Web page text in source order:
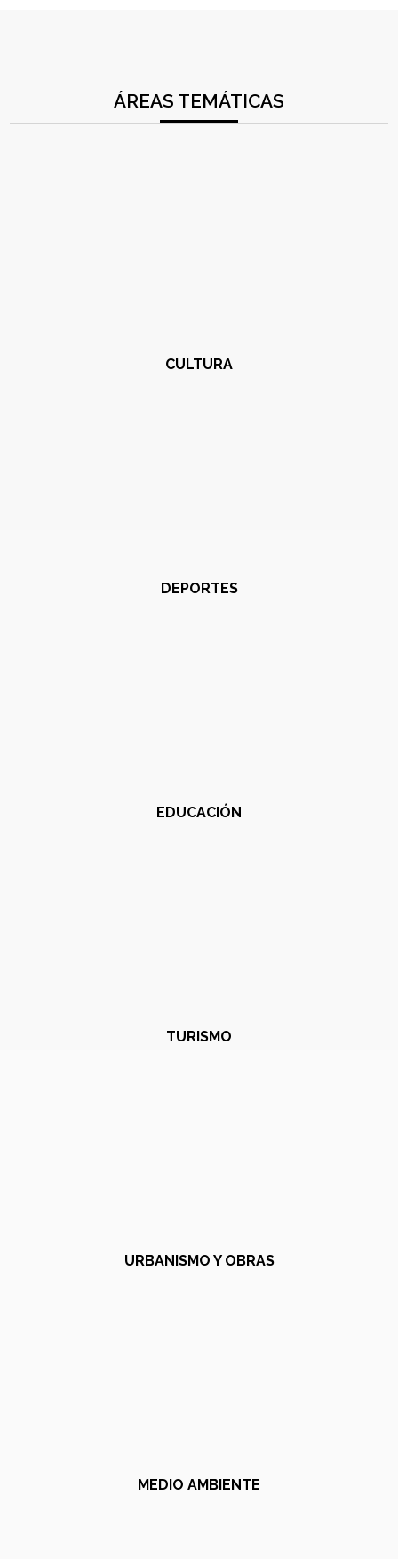
ÁREAS TEMÁTICAS
CULTURA
DEPORTES
EDUCACIÓN
TURISMO
URBANISMO Y OBRAS
MEDIO AMBIENTE